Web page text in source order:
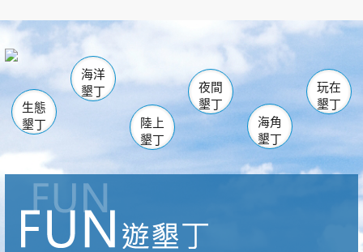
南仁湖
海生館
恆春 佳樂水
龍鑾潭自然中心 森林遊樂區
瓊麻館
關山 墾管處遊客中心
社頂公園 風吹沙
船帆石
白砂 龍磐公園
香蕉灣
砂島
鵝鑾鼻
生態
墾丁
海洋
墾丁
陸上
墾丁
夜間
墾丁
海角
墾丁
玩在
墾丁